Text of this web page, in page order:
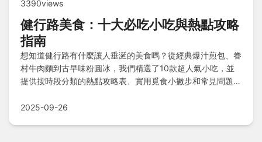
3390views
健行路美食：十大必吃小吃與熱點攻略
指南
想知道健行路有什麼讓人垂涎的美食嗎？從經典爆汁煎包、眷
村牛肉麵到古早味粉圓冰，我們精選了10款超人氣小吃，並
提供按時段分類的熱點攻略表、實用覓食小撇步和常見問題解
之旅！
2025-09-26